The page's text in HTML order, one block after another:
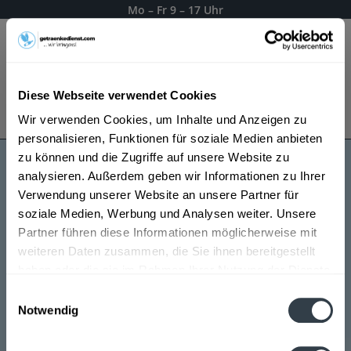
Diese Webseite verwendet Cookies
Wir verwenden Cookies, um Inhalte und Anzeigen zu
personalisieren, Funktionen für soziale Medien anbieten
zu können und die Zugriffe auf unsere Website zu
analysieren. Außerdem geben wir Informationen zu Ihrer
Verwendung unserer Website an unsere Partner für
soziale Medien, Werbung und Analysen weiter. Unsere
Partner führen diese Informationen möglicherweise mit
weiteren Daten zusammen, die Sie ihnen bereitgestellt
Notwendig
Mo – Fr 9 – 17 Uhr
Es gilt unsereDatenschutzerklärung
Roesch